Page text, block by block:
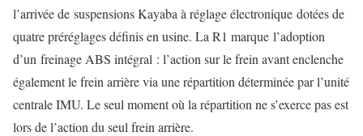
l’arrivée de suspensions Kayaba à réglage électronique dotées de
quatre préréglages définis en usine. La R1 marque l’adoption
d’un freinage ABS intégral : l’action sur le frein avant enclenche
également le frein arrière via une répartition déterminée par l’unité
centrale IMU. Le seul moment où la répartition ne s’exerce pas est
lors de l’action du seul frein arrière.